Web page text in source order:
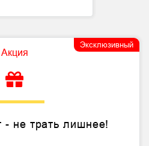
Эксклюзивный
Акция
- не трать лишнее!